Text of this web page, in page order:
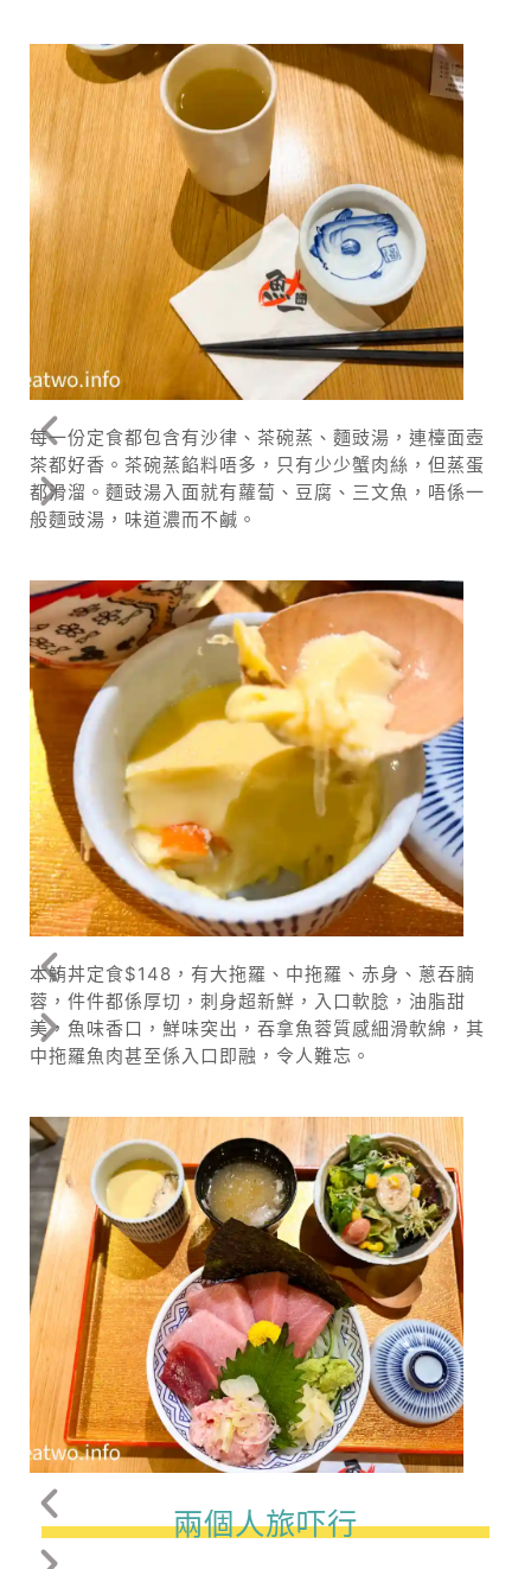
每一份定食都包含有沙律、茶碗蒸、麵豉湯，連檯面壺
茶都好香。茶碗蒸餡料唔多，只有少少蟹肉絲，但蒸蛋
都滑溜。麵豉湯入面就有蘿蔔、豆腐、三文魚，唔係一
般麵豉湯，味道濃而不鹹。
本鮪丼定食$148，有大拖羅、中拖羅、赤身、蔥吞腩
蓉，件件都係厚切，刺身超新鮮，入口軟腍，油脂甜
美，魚味香口，鮮味突出，吞拿魚蓉質感細滑軟綿，其
中拖羅魚肉甚至係入口即融，令人難忘。
兩個人旅吓行